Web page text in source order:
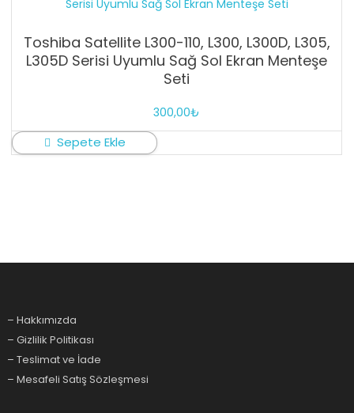
Toshiba Satellite L300-110, L300, L300D, L305,
L305D Serisi Uyumlu Sağ Sol Ekran Menteşe
Seti
300,00₺
Sepete Ekle
– Hakkımızda
– Gizlilik Politikası
– Teslimat ve İade
– Mesafeli Satış Sözleşmesi